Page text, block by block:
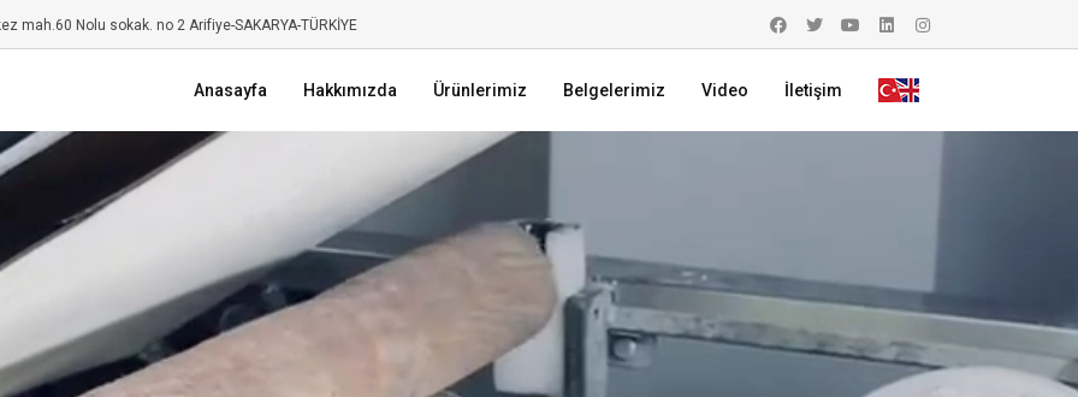
mah.60 Nolu sokak. no 2 Arifiye-SAKARYA-TÜRKİYE
Anasayfa Hakkımızda Ürünlerimiz Belgelerimiz Video İletişim